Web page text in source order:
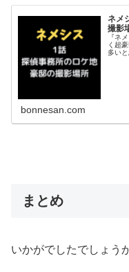
ネメ
撮影
『ネ
く超
多い
bonnesan.com
まとめ
いかがでしたでしょう